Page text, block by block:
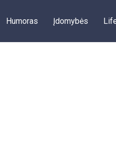
Humoras Įdomybės